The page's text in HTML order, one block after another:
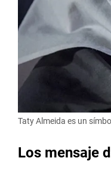
Taty Almeida es un
Los mensaje